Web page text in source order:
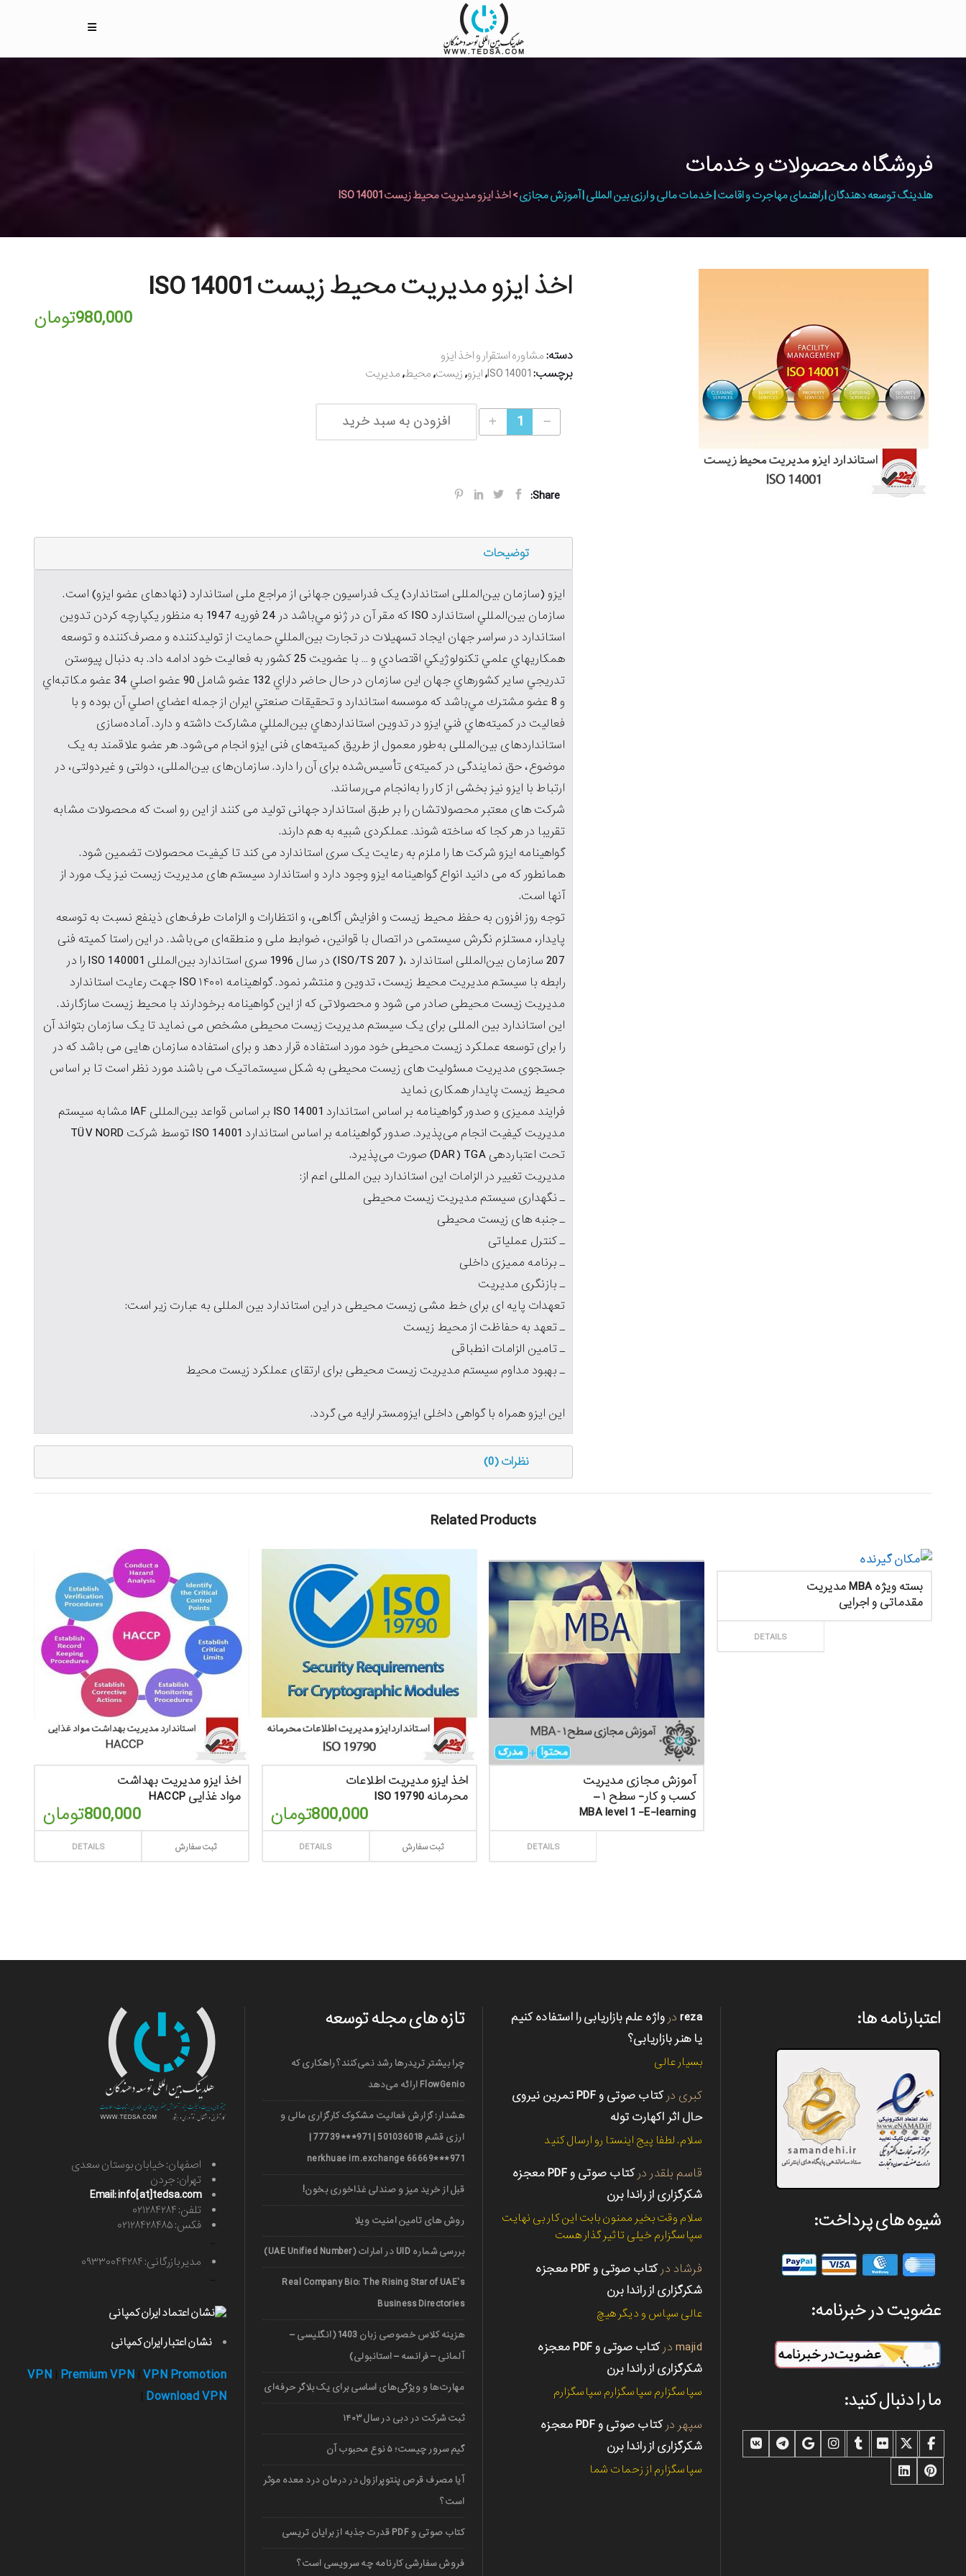
فروشگاه محصولات و خدمات
هلدینگ توسعه دهندگان | راهنمای مهاجرت و اقامت | خدمات مالی و ارزی بین المللی | آموزش مجازی>اخذ ایزو مدیریت محیط زیست ISO 14001
اخذ ایزو مدیریت محیط زیست ISO 14001
980,000تومان
دسته:مشاوره استقرار و اخذ ایزو
برچسب:ISO 14001
,ایزو,زیست,محیط,مدیریت
اخذ ایزو مدیریت محیط زیست ISO 14001 quantity
افزودن به سبد خرید
Share:
توضیحات
ایزو (سازمان بین‌المللی استاندارد) یک فدراسیون جهانی از مراجع ملی استاندارد (نهادهای عضو ایزو) است.
سازمان بين‌المللي استاندارد ISO كه مقر آن در ژنو مي‌باشد در 24 فوريه 1947 به منظور يكپارچه كردن تدوين
استاندارد در سراسر جهان ايجاد تسهيلات در تجارت بين‌المللي حمايت از توليدكننده و مصرف‌كننده و توسعه
همكاريهاي علمي تكنولوژيكي اقتصادي و … با عضويت 25 كشور به فعالیت خود ادامه داد. به دنبال پيوستن
تدريجي ساير كشورهاي جهان اين سازمان در حال حاضر داراي 132 عضو شامل 90 عضو اصلي 34 عضو مكاتبه‌اي
و 8 عضو مشترك مي‌باشد كه موسسه استاندارد و تحقيقات صنعتي ايران از جمله اعضاي اصلي آن بوده و با
فعاليت در كميته‌هاي فني ايزو در تدوين استانداردهاي بين‌المللي مشاركت داشته و دارد. آماده‌سازی
استانداردهای بین‌المللی به‌طور معمول از طریق کمیته‌های فنی ایزو انجام می‌شود. هر عضو علاقمند به یک
موضوع، حق نمایندگی در کمیته‌ی تأسیس‌شده برای آن را دارد. سازمان‌های بین‌المللی، دولتی و غیردولتی، در
ارتباط با ایزو نیز بخشی از کار را به‌انجام می‌رسانند.
شرکت های معتبر محصولاتشان را بر طبق استاندارد جهانی تولید می کنند از این رو است که محصولات مشابه
تقریبا در هر کجا که ساخته شوند. عملکردی شبیه به هم دارند.
گواهینامه ایزو شرکت ها را ملزم به رعایت یک سری استاندارد می کند تا کیفیت محصولات تضمین شود.
همانطور که می دانید انواع گواهینامه ایزو وجود دارد و استاندارد سیستم های مدیریت زیست نیز یک مورد از
آنها است.
توجه روز افزون به حفظ محيط زيست و افزايش آگاهی، و انتظارات و الزامات طرف‌های ذینفع نسبت به توسعه
پايدار، مستلزم نگرش سيستمی در اتصال با قوانين، ضوابط ملی و منطقه‌ای می‌باشد. در اين راستا كميته فنی
207 سازمان بین‌المللی استاندارد ،( ISO/TS 207) در سال 1996 سری استاندارد بین‌المللی ISO 140001 را در
رابطه با سيستم مديريت محيط زيست، تدوين و منتشر نمود. گواهینامه ISO ۱۴۰۰۱ جهت رعایت استاندارد
مدیریت زیست محیطی صادر می شود و محصولاتی که از این گواهینامه برخودارند با محیط زیست سازگارند.
این استاندارد بین المللی برای یک سیستم مدیریت زیست محیطی مشخص می نماید تا یک سازمان بتواند آن
را برای توسعه عملکرد زیست محیطی خود مورد استفاده قرار دهد و برای استفاده سازمان هایی می باشد که در
جستجوی مدیریت مسئولیت های زیست محیطی به شکل سیستماتیک می باشند مورد نظر است تا بر اساس
محیط زیست پایدار همکاری نماید
فرايند مميزی و صدور گواهينامه بر اساس استاندارد ISO 14001 بر اساس قواعد بین‌المللی IAF مشابه سيستم
مديريت كيفيت انجام می‌پذیرد. صدور گواهينامه بر اساس استاندارد ISO 14001 توسط شركت TÜV NORD
تحت اعتباردهی DAR) TGA) صورت می‌پذیرد.
مدیریت تغییر در الزامات این استاندارد بین المللی اعم از:
ـ نگهداری سیستم مدیریت زیست محیطی
ـ جنبه های زیست محیطی
ـ کنترل عملیاتی
ـ برنامه ممیزی داخلی
ـ بازنگری مدیریت
تعهدات پایه ای برای خط مشی زیست محیطی در این استاندارد بین المللی به عبارت زیر است:
ـ تعهد به حفاظت از محیط زیست
ـ تامین الزامات انطباقی
ـ بهبود مداوم سیستم مدیریت زیست محیطی برای ارتقای عملکرد زیست محیط
این ایزو همراه با گواهی داخلی ایزومستر ارایه می گردد.
نظرات (0)
Related Products
اخذ ایزو مدیریت بهداشت
مواد غذایی HACCP
800,000تومان
DETAILS ثبت سفارش
اخذ ایزو مدیریت اطلاعات
محرمانه ISO 19790
800,000تومان
DETAILS ثبت سفارش
آموزش مجازی مدیریت
کسب و کار- سطح ۱ –
MBA level 1 -E-learning
DETAILS
بسته ویژه MBA مدیریت
مقدماتی و اجرایی
DETAILS
اصفهان: خیابان بوستان سعدی
تهران: جردن
Email: info[at]tedsa.com
تلفن: ۰۲۱۲۸۴۲۸۴
فکس: ۰۲۱۲۸۴۲۸۴۸۵
مدیر بازرگانی: ۰۹۳۳۰۰۴۴۲۸۴
نشان اعتبار ایران کمپانی
VPN Premium VPN VPN Promotion
Download VPN
تازه های مجله توسعه
چرا بیشتر تریدرها رشد نمی‌کنند؟ راهکاری که
FlowGenio ارائه می‌دهد
هشدار: گزارش فعالیت مشکوک کارگزاری مالی و
ارزی قشم 501036018 | 971***77739 |
971***66669 nerkhuae irn.exchange
قبل از خرید میز و صندلی غذاخوری بخون!
روش های تامین امنیت ویلا
بررسی شماره UID در امارات (UAE Unified Number)
Real Company Bio: The Rising Star of UAE’s
Business Directories
هزینه کلاس خصوصی زبان 1403 (انگلیسی –
آلمانی – فرانسه – استانبولی)
مهارت‌ها و ویژگی‌های اساسی برای یک بلاگر حرفه‌ای
ثبت شرکت در دبی در سال ۱۴۰۳
گیم سرور چیست؛ ۵ نوع محبوب آن
آیا مصرف قرص پنتوپرازول در درمان درد معده موثر
است؟
کتاب صوتی و PDF قدرت جذبه از برایان تریسی
فروش سفارشی کارنامه چه سرویسی است؟
reza در واژه علم بازاریابی را استفاده کنیم
یا هنر بازاریابی؟
بسیار عالی
کبری در
کتاب صوتی و PDF تمرین نیروی
حال اثر اکهارت توله
سلام. لطفا پیج اینستا رو ارسال کنید
قاسم بلقدر در
کتاب صوتی و PDF معجزه
شکرگزاری از راندا برن
سلام وقت بخیر ممنون بابت این کار بی نهایت
سپاسگزارم خیلی تاثیر گذار هست
فرشاد در
کتاب صوتی و PDF معجزه
شکرگزاری از راندا برن
عالی سپاس و دیگر هیچ
majid در
کتاب صوتی و PDF معجزه
شکرگزاری از راندا برن
سپاسگزارم سپاسگزارم سپاسگزارم
سپهر در
کتاب صوتی و PDF معجزه
شکرگزاری از راندا برن
سپاسگزارم از زحمات شما
اعتبارنامه ها:
شیوه های پرداخت:
عضویت در خبرنامه:
ما را دنبال کنید: